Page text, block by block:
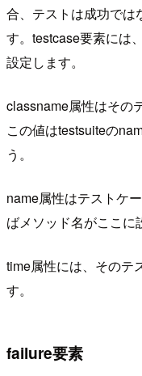
合、テストは成功では
す。testcase要素には
設定します。
classname属性はその
この値はtestsuiteの
う。
name属性はテストケ
ばメソッド名がここに
time属性には、そのテ
す。
failure要素